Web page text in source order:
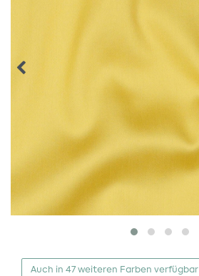
Auch in 47 weiteren Farben verfügbar